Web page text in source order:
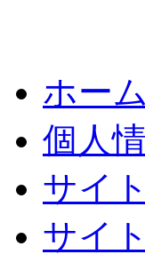
ホーム
個人
サイ
サイ